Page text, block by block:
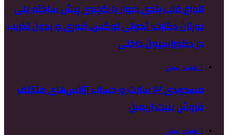
انواع قاب بندی دیوار با گچبری پیش ساخته پلی
یورتان دکارت؛ تحولی لوکس، فوری و بدون تخریب
در دکوراسیون داخلی
1 هفته پیش
مسدودی ۳ سایت و حساب آژانس‌های متخلف
فروش بلیت اربعین
1 هفته پیش